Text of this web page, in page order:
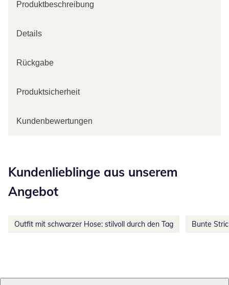
Produktbeschreibung
Details
Rückgabe
Produktsicherheit
Kundenbewertungen
Kundenlieblinge aus unserem
Angebot
Outfit mit schwarzer Hose: stilvoll durch den Tag Bunte